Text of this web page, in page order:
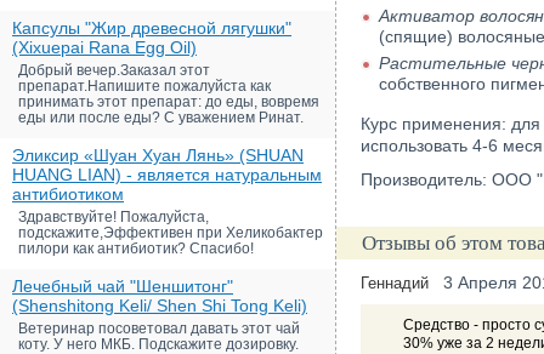
Капсулы "Жир древесной лягушки"
(Xixuepai Rana Egg Oil)
Добрый вечер.Заказал этот
препарат.Напишите пожалуйста как
принимать этот препарат: до еды, вовремя
еды или после еды? С уважением Ринат.
Эликсир «Шуан Хуан Лянь» (SHUAN
HUANG LIAN) - является натуральным
антибиотиком
Здравствуйте! Пожалуйста,
подскажите,Эффективен при Хеликобактер
пилори как антибиотик? Спасибо!
Лечебный чай "Шеншитонг"
(Shenshitong Keli/ Shen Shi Tong Keli)
Ветеринар посоветовал давать этот чай
коту. У него МКБ. Подскажите дозировку.
Активатор
(спящие)
Растительные
собственного
Курс применения: для
использовать 4-6
Производитель: ООО
Отзывы об этом
Геннадий 3 Апреля
Средство - просто
30% уже за 2